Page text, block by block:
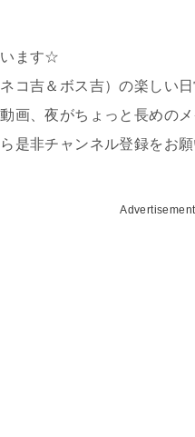
ます☆
コ吉＆ボス吉）の楽しい
画、夜がちょっと長めのメ
是非チャンネル登録をお願